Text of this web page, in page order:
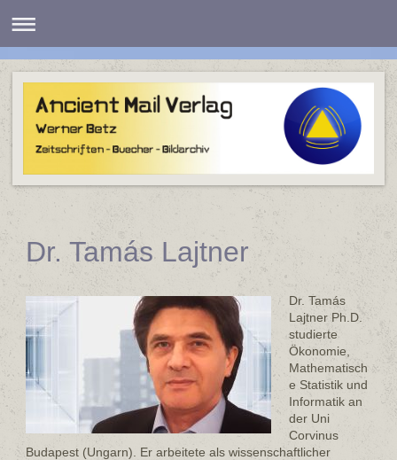
Dr. Tamás Lajtner
Dr. Tamás
Lajtner Ph.D.
studierte
Ökonomie,
Mathematisch
e Statistik und
Informatik an
der Uni
Corvinus
Budapest (Ungarn). Er arbeitete als wissenschaftlicher